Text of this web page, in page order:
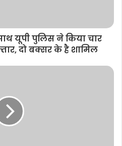
यूपी पुलिस ने किया चार
दो बक्सर के है शामिल